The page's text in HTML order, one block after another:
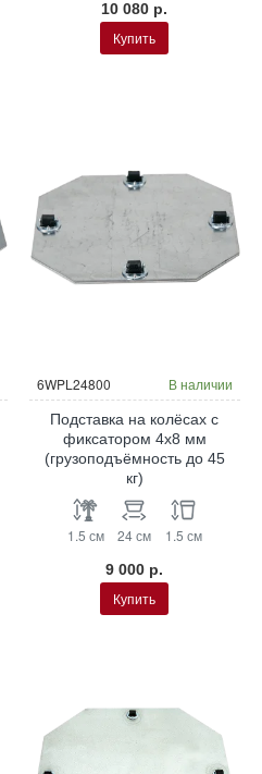
10 080 р.
Купить
6WPL24800 В наличии
Подставка на колёсах с
фиксатором 4x8 мм
(грузоподъёмность до 45
кг)
1.5 см 24 см 1.5 см
9 000 р.
Купить